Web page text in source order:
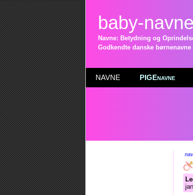
baby-
Navne: Betydning og
Godkendte danske
NAVNE PIGEnavne